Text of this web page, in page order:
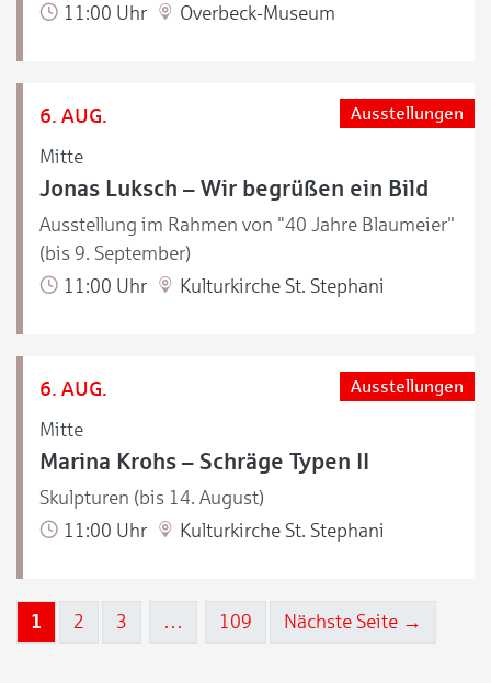
11:00 Uhr
Overbeck-Museum
6. AUG.
Mitte
Ausstellungen
Jonas Luksch – Wir begrüßen ein Bild
Ausstellung im Rahmen von "40 Jahre Blaumeier"
(bis 9. September)
11:00 Uhr
Kulturkirche St. Stephani
6. AUG.
Mitte
Ausstellungen
Marina Krohs – Schräge Typen II
Skulpturen (bis 14. August)
11:00 Uhr
Kulturkirche St. Stephani
1 2 3 … 109 Nächste Seite →